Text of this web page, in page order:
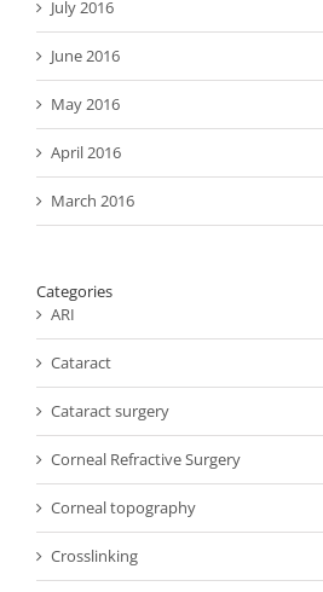
July 2016
June 2016
May 2016
April 2016
March 2016
Categories
ARI
Cataract
Cataract surgery
Corneal Refractive Surgery
Corneal topography
Crosslinking